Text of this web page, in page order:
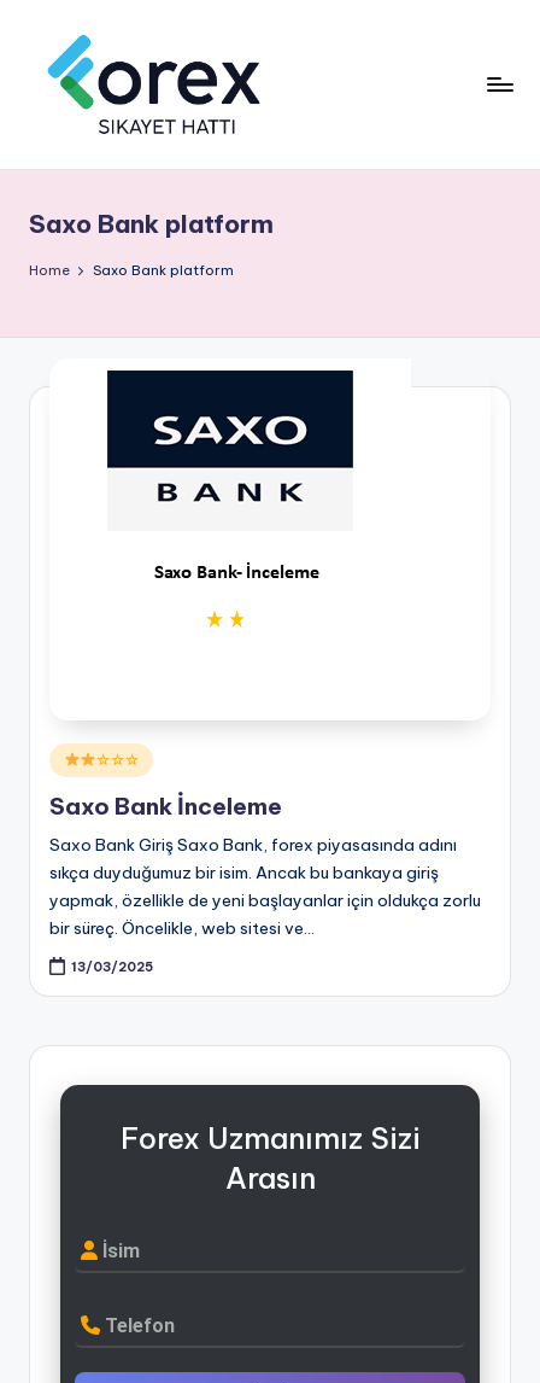
Saxo Bank platform
Home Saxo Bank platform
Posted
in
☆☆☆
Saxo Bank İnceleme
Saxo Bank Giriş Saxo Bank, forex piyasasında adını
sıkça duyduğumuz bir isim. Ancak bu bankaya giriş
yapmak, özellikle de yeni başlayanlar için oldukça zorlu
bir süreç. Öncelikle, web sitesi ve…
13/03/2025
Forex Uzmanımız Sizi
Arasın
İsim
Telefon